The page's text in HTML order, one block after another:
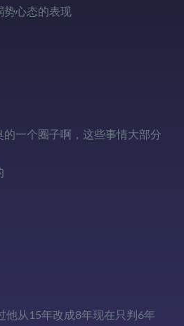
势心态的表现
一个圈子啊，这些事情大部分
他从15年改成8年现在只判6年